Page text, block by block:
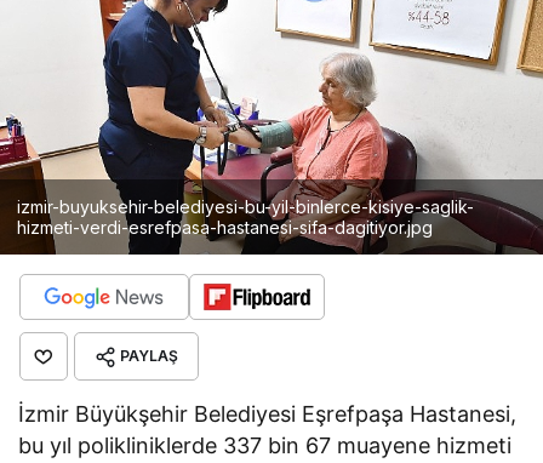
izmir-buyuksehir-belediyesi-bu-yil-binlerce-kisiye-saglik-
hizmeti-verdi-esrefpasa-hastanesi-sifa-dagitiyor.jpg
PAYLAŞ
İzmir Büyükşehir Belediyesi Eşrefpaşa Hastanesi,
bu yıl polikliniklerde 337 bin 67 muayene hizmeti